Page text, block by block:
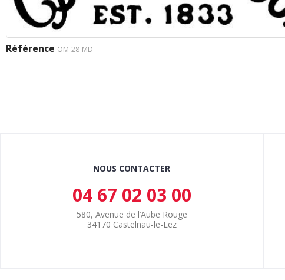
Référence OM-28-MD
NOUS CONTACTER
04 67 02 03 00
580, Avenue de l’Aube Rouge
34170 Castelnau-le-Lez